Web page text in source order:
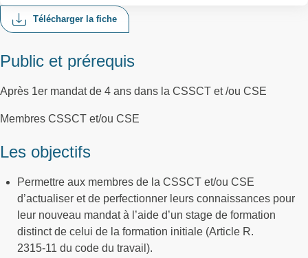
Télécharger la fiche
Public et prérequis
Après 1er mandat de 4 ans dans la CSSCT et /ou CSE
Membres CSSCT et/ou CSE
Les objectifs
Permettre aux membres de la CSSCT et/ou CSE
d’actualiser et de perfectionner leurs connaissances pour
leur nouveau mandat à l’aide d’un stage de formation
distinct de celui de la formation initiale (Article R.
2315-11 du code du travail).